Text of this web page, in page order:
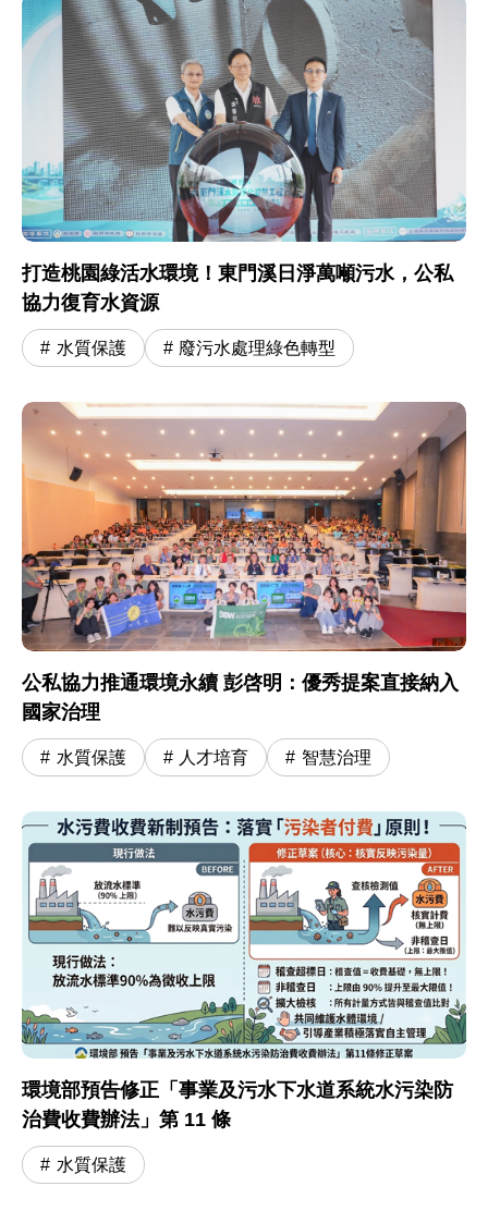
打造桃園綠活水環境！東門溪日淨萬噸污水，公私
協力復育水資源
水質保護 廢污水處理綠色轉型
公私協力推通環境永續 彭啓明：優秀提案直接納入
國家治理
水質保護 人才培育 智慧治理
環境部預告修正「事業及污水下水道系統水污染防
治費收費辦法」第 11 條
水質保護